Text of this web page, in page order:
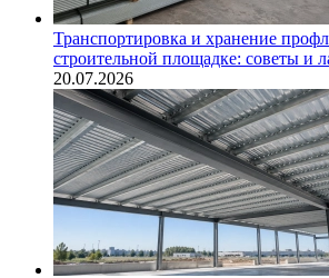
Транспортировка и хранение
строительной площадке: советы и
20.07.2026